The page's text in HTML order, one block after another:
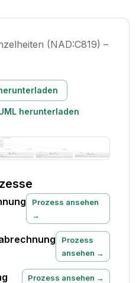
(NAD:C819) –
herunterladen
Prozess ansehen
→
Prozess
ansehen →
Prozess ansehen →